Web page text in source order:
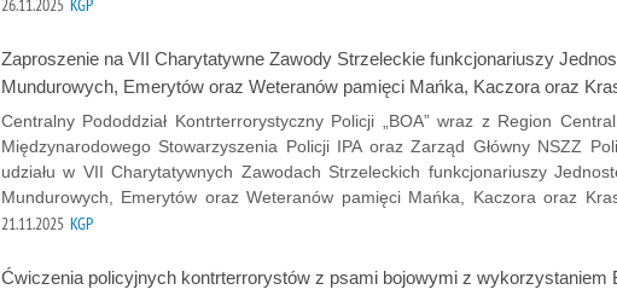
26.11.2025 KGP
Zaproszenie na VII Charytatywne Zawody Strzeleckie funkcjonariuszy
Mundurowych, Emerytów oraz Weteranów pamięci Mańka, Kaczora oraz
Centralny Pododdział Kontrterrorystyczny Policji „BOA” wraz z Region
Międzynarodowego Stowarzyszenia Policji IPA oraz Zarząd Główny NSZZ
udziału w VII Charytatywnych Zawodach Strzeleckich funkcjonariuszy
Mundurowych, Emerytów oraz Weteranów pamięci Mańka, Kaczora oraz
21.11.2025 KGP
Ćwiczenia policyjnych kontrterrorystów z psami bojowymi z wykorzystaniem